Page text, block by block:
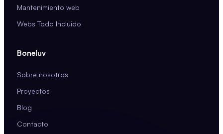
Mantenimiento web
Webs Todo Incluido
Boneluv
Sobre nosotros
Proyectos
Blog
Contacto